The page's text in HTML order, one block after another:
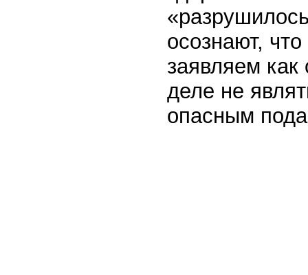
осознают,
заявляем
деле не
опасным